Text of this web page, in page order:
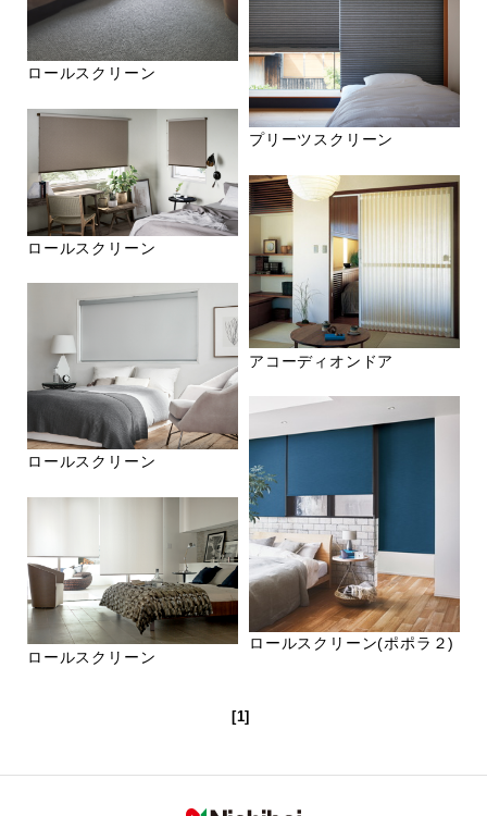
ロールスクリーン
ロールスクリーン
ロールスクリーン
ロールスクリーン
プリーツスクリーン
アコーディオンドア
ロールスクリーン(ポポラ２)
[1]